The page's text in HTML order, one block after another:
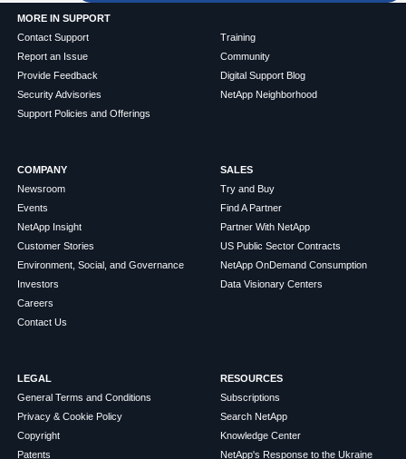
MORE IN SUPPORT
Contact Support
Report an Issue
Provide Feedback
Security Advisories
Support Policies and Offerings
Training
Community
Digital Support Blog
NetApp Neighborhood
COMPANY
Newsroom
Events
NetApp Insight
Customer Stories
Environment, Social, and Governance
Investors
Careers
Contact Us
SALES
Try and Buy
Find A Partner
Partner With NetApp
US Public Sector Contracts
NetApp OnDemand Consumption
Data Visionary Centers
LEGAL
General Terms and Conditions
Privacy & Cookie Policy
Copyright
Patents
RESOURCES
Subscriptions
Search NetApp
Knowledge Center
NetApp's Response to the Ukraine